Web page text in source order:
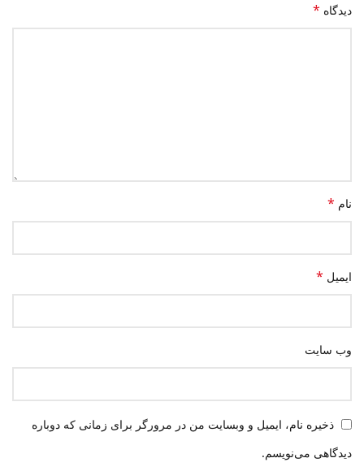
دیدگاه *
نام *
ایمیل *
وب‌ سایت
ذخیره نام، ایمیل و وبسایت من در مرورگر برای زمانی که دوباره
دیدگاهی می‌نویسم.